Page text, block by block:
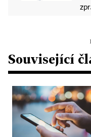
Související